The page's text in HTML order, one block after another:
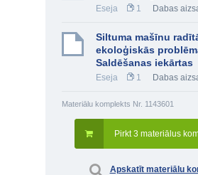
Eseja 1 Dabas
Siltuma mašīnu
ekoloģiskās
Saldēšanas iekārtas
Eseja 1 Dabas
Materiālu komplekts Nr. 1143601
Pirkt 3 materiālus
Apskatīt materiālu